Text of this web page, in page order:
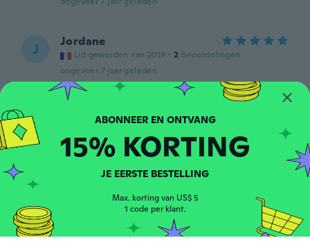
J Jordane
Lid geworden van 2019 · 2 beoordelingen
ongeveer 7 jaar geleden
S Lid geworden van 2014 · 1 beoordelingen
ongeveer 7 jaar geleden
L Lid geworden van 2017 beoordelingen
ongeveer 7 jaar geleden
ABONNEER EN ONTVANG
15% KORTING
JE EERSTE BESTELLING
Max. korting van US$ 5
1 code per klant.